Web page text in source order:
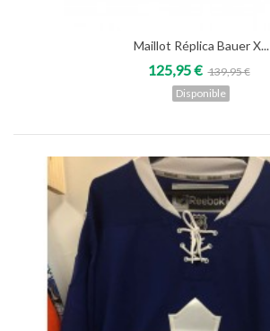
Maillot Réplica Bauer X...
125,95 € 139,95 €
Disponible